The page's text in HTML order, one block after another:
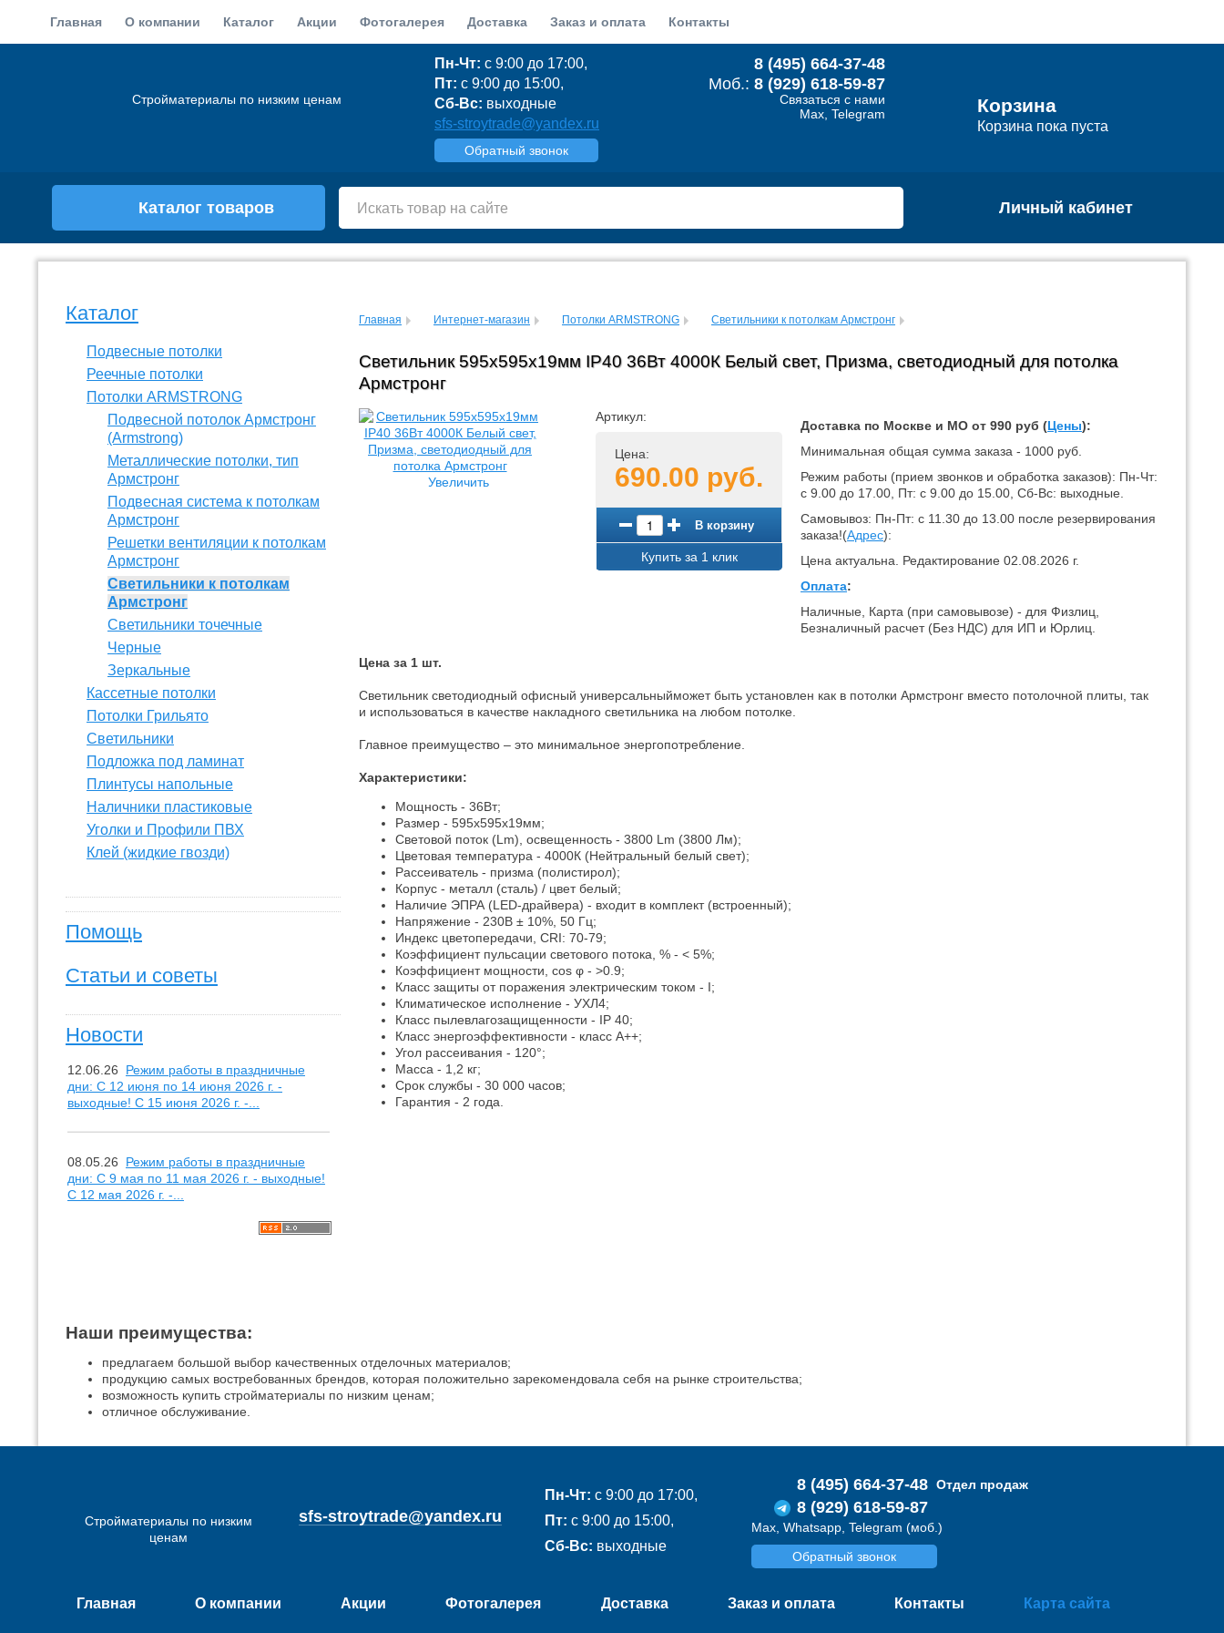
Главная О компании Каталог Акции Фотогалерея Доставка Заказ и оплата Контакты
Стройматериалы по низким ценам
8 (495) 664-37-48
Моб.: 8 (929) 618-59-87
Связаться с нами
Max, Telegram
Пн-Чт: с 9:00 до 17:00,
Пт: с 9:00 до 15:00,
Сб-Вс: выходные
sfs-stroytrade@yandex.ru
Обратный звонок
Корзина
Корзина пока пуста
Каталог товаров Личный кабинет
Каталог
Подвесные потолки
Реечные потолки
Потолки ARMSTRONG
Подвесной потолок Армстронг
(Armstrong)
Металлические потолки, тип
Армстронг
Подвесная система к потолкам
Армстронг
Решетки вентиляции к потолкам
Армстронг
Светильники к потолкам
Армстронг
Светильники точечные
Черные
Зеркальные
Кассетные потолки
Потолки Грильято
Светильники
Подложка под ламинат
Плинтусы напольные
Наличники пластиковые
Уголки и Профили ПВХ
Клей (жидкие гвозди)
Помощь
Статьи и советы
Новости
12.06.26
Режим работы в праздничные
дни: С 12 июня по 14 июня 2026 г. -
выходные! С 15 июня 2026 г. -...
08.05.26
Режим работы в праздничные
дни: С 9 мая по 11 мая 2026 г. - выходные!
С 12 мая 2026 г. -...
Главная Интернет-магазин Потолки ARMSTRONG Светильники к потолкам Армстронг
Светильник 595х595х19мм IP40 36Вт 4000К Белый свет, Призма, светодиодный для потолка
Армстронг
Увеличить
Артикул:
Цена:
690.00 руб.
В корзину
Купить за 1 клик
Доставка по Москве и МО от 990 руб (Цены):
Минимальная общая сумма заказа - 1000 руб.
Режим работы (прием звонков и обработка заказов): Пн-Чт:
с 9.00 до 17.00, Пт: с 9.00 до 15.00, Сб-Вс: выходные.
Самовывоз: Пн-Пт: с 11.30 до 13.00 после резервирования
заказа!(Адрес):
Цена актуальна. Редактирование 02.08.2026 г.
Оплата:
Наличные, Карта (при самовывозе) - для Физлиц,
Безналичный расчет (Без НДС) для ИП и Юрлиц.
Цена за 1 шт.
Светильник светодиодный офисный универсальныйможет быть установлен как в потолки Армстронг вместо потолочной плиты, так
и использоваться в качестве накладного светильника на любом потолке.
Главное преимущество – это минимальное энергопотребление.
Характеристики:
Мощность - 36Вт;
Размер - 595х595х19мм;
Световой поток (Lm), освещенность - 3800 Lm (3800 Лм);
Цветовая температура - 4000К (Нейтральный белый свет);
Рассеиватель - призма (полистирол);
Корпус - металл (сталь) / цвет белый;
Наличие ЭПРА (LED-драйвера) - входит в комплект (встроенный);
Напряжение - 230В ± 10%, 50 Гц;
Индекс цветопередачи, CRI: 70-79;
Коэффициент пульсации светового потока, % - < 5%;
Коэффициент мощности, cos φ - >0.9;
Класс защиты от поражения электрическим током - I;
Климатическое исполнение - УХЛ4;
Класс пылевлагозащищенности - IP 40;
Класс энергоэффективности - класс А++;
Угол рассеивания - 120°;
Масса - 1,2 кг;
Срок службы - 30 000 часов;
Гарантия - 2 года.
Наши преимущества:
предлагаем большой выбор качественных отделочных материалов;
продукцию самых востребованных брендов, которая положительно зарекомендовала себя на рынке строительства;
возможность купить стройматериалы по низким ценам;
отличное обслуживание.
Стройматериалы по низким
ценам
sfs-stroytrade@yandex.ru
Пн-Чт: с 9:00 до 17:00,
Пт: с 9:00 до 15:00,
Сб-Вс: выходные
8 (495) 664-37-48 Отдел продаж
8 (929) 618-59-87
Max, Whatsapp, Telegram (моб.)
Обратный звонок
Главная О компании Акции Фотогалерея Доставка Заказ и оплата Контакты Карта сайта